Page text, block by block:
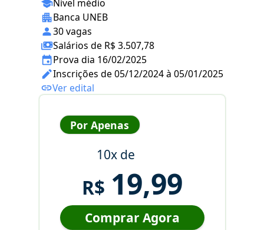
Nível médio
Banca UNEB
30 vagas
Salários de R$ 3.507,78
Prova dia 16/02/2025
Inscrições de 05/12/2024 à 05/01/2025
Ver edital
Por Apenas
10x de
R$ 19,99
Comprar Agora